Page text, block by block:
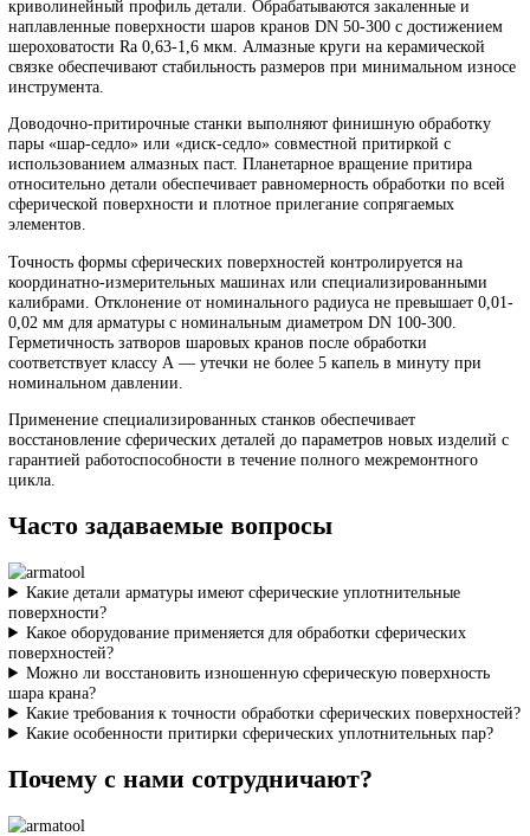
Станки с ЧПУ для обработки шаровых кранов выполняют
сферы, сквозного отверстия, шлицев под привод за один
детали. Интерполяция по двум координатам обеспечивает
формирование сферической поверхности с отклонением
более 0,015 мм. Программное управление исключает влияние
квалификации оператора на качество обработки.
Станки для шлифования сферических поверхностей оснащены
качающейся бабкой с абразивным кругом, повторяющим
криволинейный профиль детали. Обрабатываются закаленные и
наплавленные поверхности шаров кранов DN 50-300 с
шероховатости Ra 0,63-1,6 мкм. Алмазные круги на
связке обеспечивают стабильность размеров при минимальном
инструмента.
Доводочно-притирочные станки выполняют финишную
пары «шар-седло» или «диск-седло» совместной притиркой с
использованием алмазных паст. Планетарное вращение притира
относительно детали обеспечивает равномерность обработки по
сферической поверхности и плотное прилегание сопрягаемых
элементов.
Точность формы сферических поверхностей контролируется на
координатно-измерительных машинах или
калибрами. Отклонение от номинального радиуса не
0,02 мм для арматуры с номинальным диаметром DN 100-300.
Герметичность затворов шаровых кранов после обработки
соответствует классу А — утечки не более 5 капель в минуту
номинальном давлении.
Применение специализированных станков обеспечивает
восстановление сферических деталей до параметров новых
гарантией работоспособности в течение полного
цикла.
Часто задаваемые вопросы